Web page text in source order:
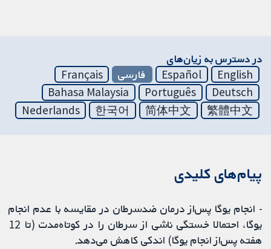
در دسترس به زیان‌های
English
Español فارسی
Français
Deutsch
Português
Bahasa Malaysia
繁體中文
简体中文
한국어
Nederlands
پیام‌های کلیدی
- انجام یوگا پس‌از درمان ضدسرطان در مقایسه با عدم انجام
یوگا، احتمالا خستگی ناشی از سرطان را در کوتاه‌مدت (تا 12
هفته پس‌از انجام یوگا) اندکی کاهش می‌دهد.